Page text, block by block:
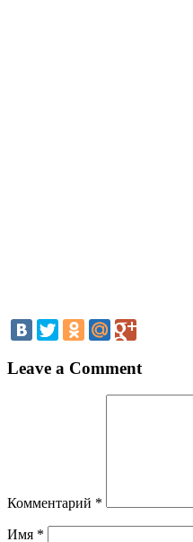
Leave a Comment
Комментарий *
Имя *